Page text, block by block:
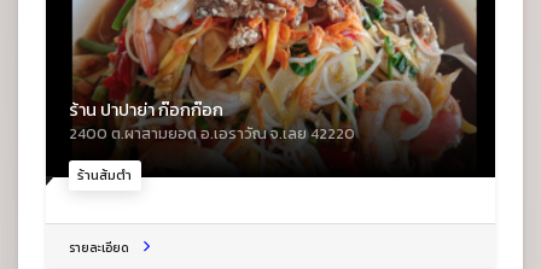
ร้านส้มตำ
ร้าน ปาปาย่า ก๊อกก๊อก
2400 ต.ผาสามยอด อ.เอราวัณ จ.เลย 42220
รายละเอียด